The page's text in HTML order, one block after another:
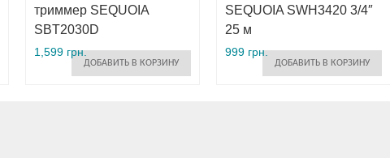
триммер SEQUOIA
SBT2030D
1,599 грн.
ДОБАВИТЬ В КОРЗИНУ
SEQUOIA SWH3420 3/4″
25 м
999 грн.
ДОБАВИТЬ В КОРЗИНУ